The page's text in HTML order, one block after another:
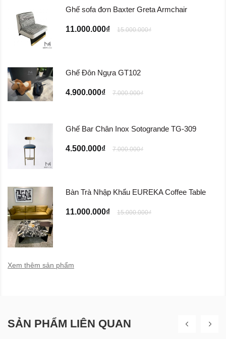
Ghế sofa đơn Baxter Greta Armchair
11.000.000₫ 15.000.000₫
Ghế Đôn Ngựa GT102
4.900.000₫ 7.000.000₫
Ghế Bar Chân Inox Sotogrande TG-309
4.500.000₫ 7.000.000₫
Bàn Trà Nhập Khẩu EUREKA Coffee Table
11.000.000₫ 15.000.000₫
Xem thêm sản phẩm
SẢN PHẨM LIÊN QUAN